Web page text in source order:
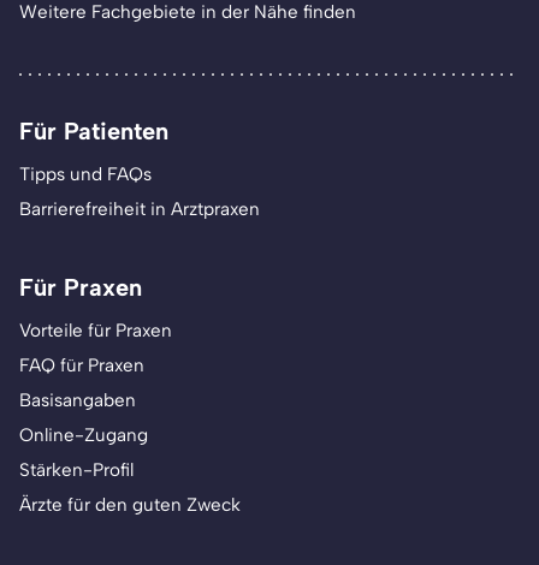
Weitere Fachgebiete in der Nähe finden
Für Patienten
Tipps und FAQs
Barrierefreiheit in Arztpraxen
Für Praxen
Vorteile für Praxen
FAQ für Praxen
Basisangaben
Online-Zugang
Stärken-Profil
Ärzte für den guten Zweck